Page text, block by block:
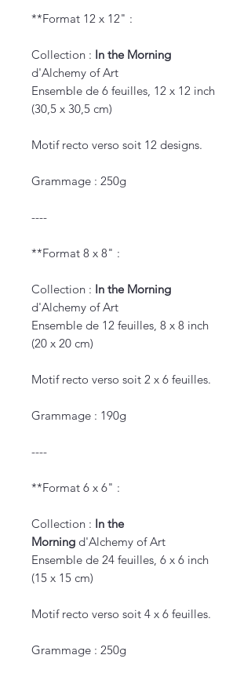
**Format 12 x 12" :
Collection : In the Morning
d'Alchemy of Art
Ensemble de 6 feuilles, 12 x 12 inch
(30,5 x 30,5 cm)
Motif recto verso soit 12 designs.
Grammage : 250g
----
**Format 8 x 8" :
Collection : In the Morning
d'Alchemy of Art
Ensemble de 12 feuilles, 8 x 8 inch
(20 x 20 cm)
Motif recto verso soit 2 x 6 feuilles.
Grammage : 190g
----
**Format 6 x 6" :
Collection : In the
Morning d'Alchemy of Art
Ensemble de 24 feuilles, 6 x 6 inch
(15 x 15 cm)
Motif recto verso soit 4 x 6 feuilles.
Grammage : 250g